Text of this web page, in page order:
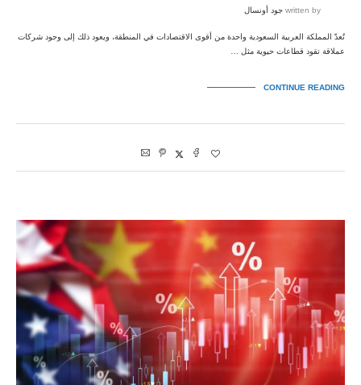
written by جود أونسال
تُعدّ المملكة العربية السعودية واحدة من أقوى الاقتصادات في المنطقة، ويعود ذلك إلى وجود شركات
عملاقة تقود قطاعات حيوية مثل …
CONTINUE READING